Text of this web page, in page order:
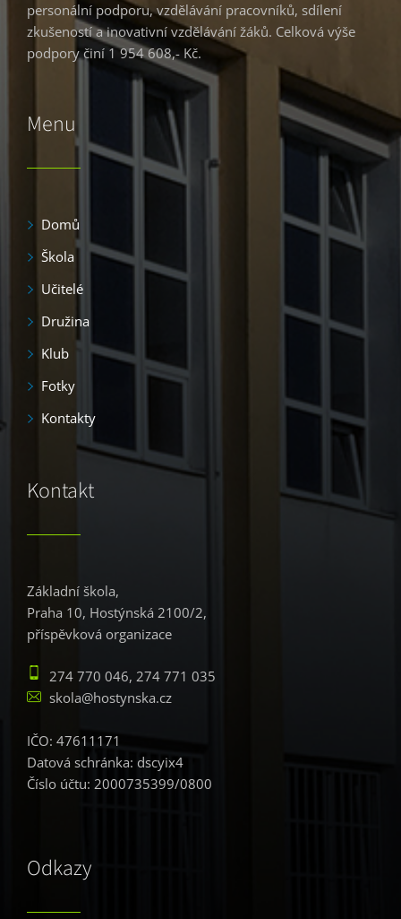
personální podporu, vzdělávání pracovníků, sdílení
zkušeností a inovativní vzdělávání žáků. Celková výše
podpory činí 1 954 608,- Kč.
Menu
Domů
Škola
Učitelé
Družina
Klub
Fotky
Kontakty
Kontakt
Základní škola,
Praha 10, Hostýnská 2100/2,
příspěvková organizace
274 770 046, 274 771 035
skola@hostynska.cz
IČO: 47611171
Datová schránka: dscyix4
Číslo účtu: 2000735399/0800
Odkazy